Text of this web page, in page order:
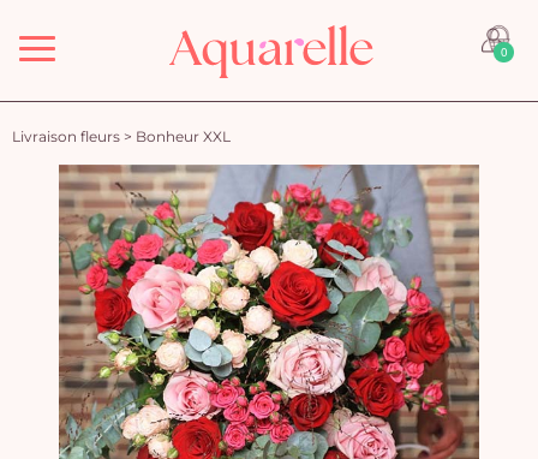
Menu 0
Livraison fleurs > Bonheur XXL